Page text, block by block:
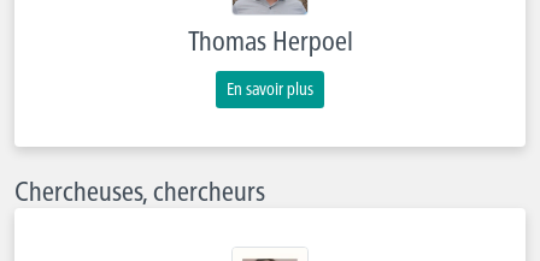
Thomas Herpoel
En savoir plus
Chercheuses, chercheurs